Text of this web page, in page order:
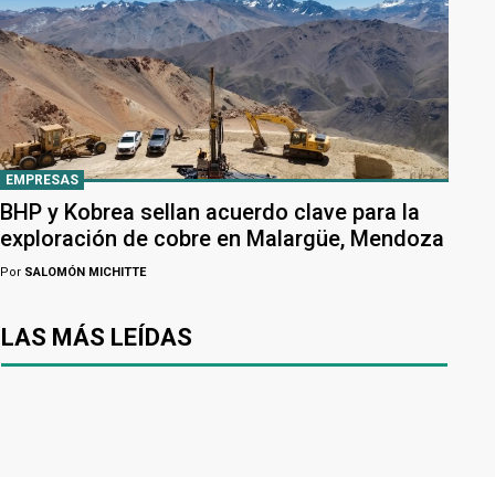
EMPRESAS
BHP y Kobrea sellan acuerdo clave para la
exploración de cobre en Malargüe, Mendoza
Por SALOMÓN MICHITTE
LAS MÁS LEÍDAS